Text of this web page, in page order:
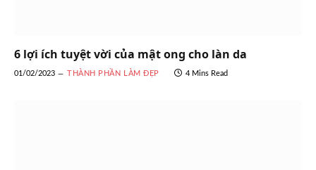
6 lợi ích tuyệt vời của mật ong cho làn da
01/02/2023 THÀNH PHẦN LÀM ĐẸP 4 Mins Read